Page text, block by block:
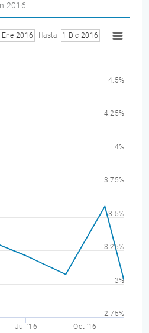
2016
Ene 2016 Hasta 1 Dic 2016
Jul '16 Oct '16
2.75%
3%
3.25%
3.5%
3.75%
4%
4.25%
4.5%